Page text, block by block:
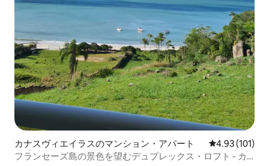
カナスヴィエイラスのマンション・アパート レビュー101
4.93 (101)
フランセーズ島の景色を望むデュプレックス・ロフト - カ